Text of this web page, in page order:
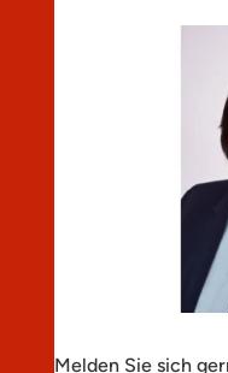
Melden Sie sich